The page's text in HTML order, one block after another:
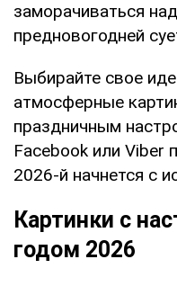
заморачиваться
предновогодней
Выбирайте свое
атмосферные
праздничным
Facebook или Viber
2026-й начнется с
Картинки с
годом 2026